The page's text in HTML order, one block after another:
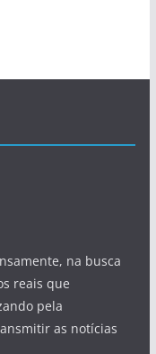
na busca
reais que
pela
as notícias